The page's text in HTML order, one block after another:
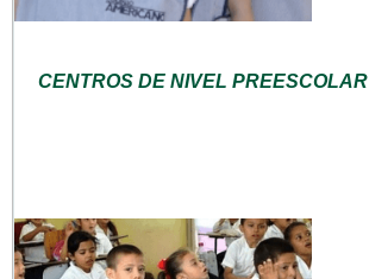
CENTROS DE NIVEL PREESCOLAR